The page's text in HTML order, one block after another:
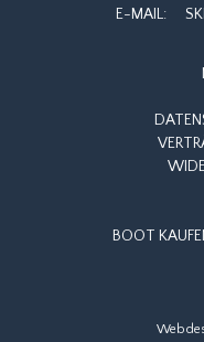
E-MAIL:
BOOT